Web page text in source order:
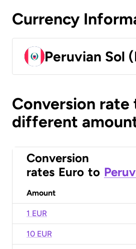
Currency
Peruvian Sol
Conversion
different
Conversion
rates Euro to
Amount
1 EUR
10 EUR